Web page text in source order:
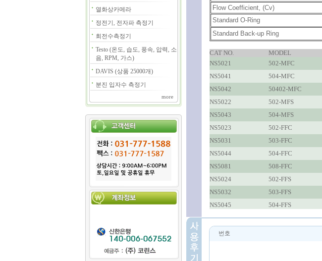
열화상카메라
정전기, 전자파 측정기
회전수측정기
Testo (온도, 습도, 풍속, 압력, 소
음, RPM, 가스)
DAVIS (상품 25000개)
분진 입자수 측정기
more
Flow Coefficient, (Cv)
Standard O-Ring
Standard Back-up Ring
CAT NO. MODEL
NS5021
502-MFC
NS5041
504-MFC
NS5042
50402-MFC
NS5022
502-MFS
NS5043
504-MFS
NS5023
502-FFC
NS5031
503-FFC
NS5044
504-FFC
NS5081
508-FFC
NS5024
502-FFS
NS5032
503-FFS
NS5045
504-FFS
번호